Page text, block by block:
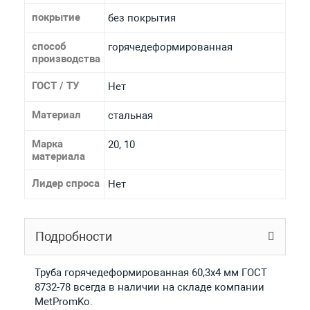
покрытие без покрытия
способ
производства
горячедеформированная
ГОСТ / ТУ Нет
Материал стальная
Марка
материала
20, 10
Лидер спроса Нет
Подробности
Труба горячедеформированная 60,3х4 мм ГОСТ
8732-78 всегда в наличии на складе компании
MetPromKo.